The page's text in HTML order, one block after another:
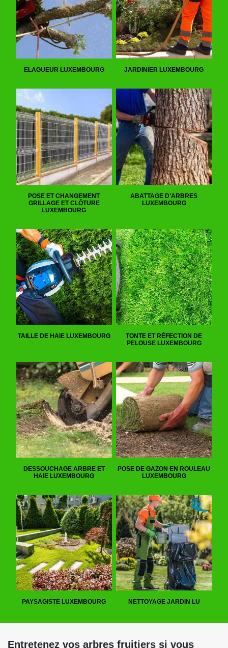
ELAGUEUR LUXEMBOURG JARDINIER LUXEMBOURG
POSE ET CHANGEMENT
GRILLAGE ET CLÔTURE
LUXEMBOURG
ABATTAGE D'ARBRES
LUXEMBOURG
TAILLE DE HAIE LUXEMBOURG
TONTE ET RÉFECTION DE
PELOUSE LUXEMBOURG
DESSOUCHAGE ARBRE ET
HAIE LUXEMBOURG
POSE DE GAZON EN ROULEAU
LUXEMBOURG
PAYSAGISTE LUXEMBOURG NETTOYAGE JARDIN LU
Entretenez vos arbres fruitiers si vous